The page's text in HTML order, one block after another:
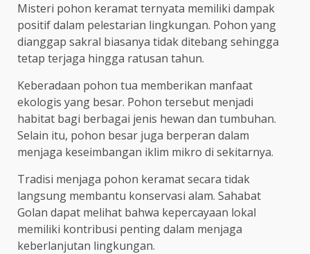
Misteri pohon keramat ternyata memiliki dampak
positif dalam pelestarian lingkungan. Pohon yang
dianggap sakral biasanya tidak ditebang sehingga
tetap terjaga hingga ratusan tahun.
Keberadaan pohon tua memberikan manfaat
ekologis yang besar. Pohon tersebut menjadi
habitat bagi berbagai jenis hewan dan tumbuhan.
Selain itu, pohon besar juga berperan dalam
menjaga keseimbangan iklim mikro di sekitarnya.
Tradisi menjaga pohon keramat secara tidak
langsung membantu konservasi alam. Sahabat
Golan dapat melihat bahwa kepercayaan lokal
memiliki kontribusi penting dalam menjaga
keberlanjutan lingkungan.